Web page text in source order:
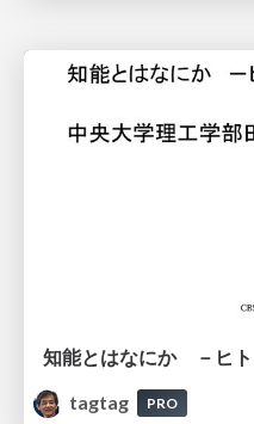
知能とはなにか －ヒト
tagtag
PRO